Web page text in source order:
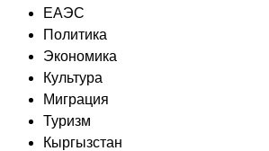
ЕАЭС
Политика
Экономика
Культура
Миграция
Туризм
Кыргызстан